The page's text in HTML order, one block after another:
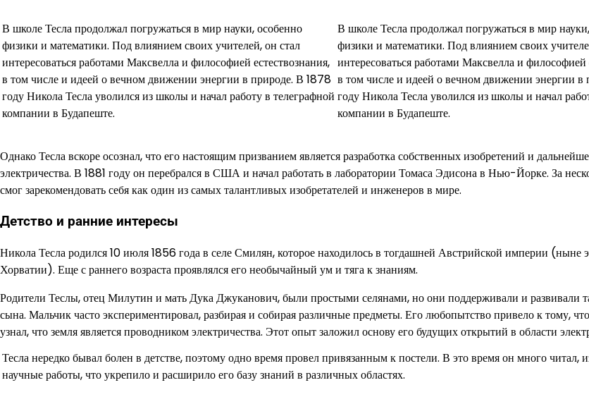
В школе Тесла продолжал погружаться в мир науки, особенно
физики и математики. Под влиянием своих учителей, он стал
интересоваться работами Максвелла и философией естествознания,
в том числе и идеей о вечном движении энергии в природе. В 1878
году Никола Тесла уволился из школы и начал работу в телеграфной
компании в Будапеште.
В школе Тесла продолжал погружаться в мир
физики и математики. Под влиянием своих
интересоваться работами Максвелла и философией
в том числе и идеей о вечном движении энергии
году Никола Тесла уволился из школы и начал
компании в Будапеште.
Однако Тесла вскоре осознал, что его настоящим призванием является разработка собственных изобретений и
электричества. В 1881 году он перебрался в США и начал работать в лаборатории Томаса Эдисона в Нью-Йорке. За
смог зарекомендовать себя как один из самых талантливых изобретателей и инженеров в мире.
Детство и ранние интересы
Никола Тесла родился 10 июля 1856 года в селе Смилян, которое находилось в тогдашней Австрийской империи (ныне
Хорватии). Еще с раннего возраста проявлялся его необычайный ум и тяга к знаниям.
Родители Теслы, отец Милутин и мать Дука Джуканович, были простыми селянами, но они поддерживали и развивали
сына. Мальчик часто экспериментировал, разбирая и собирая различные предметы. Его любопытство привело к тому,
узнал, что земля является проводником электричества. Этот опыт заложил основу его будущих открытий в области
Тесла нередко бывал болен в детстве, поэтому одно время провел привязанным к постели. В это время он много читал,
научные работы, что укрепило и расширило его базу знаний в различных областях.